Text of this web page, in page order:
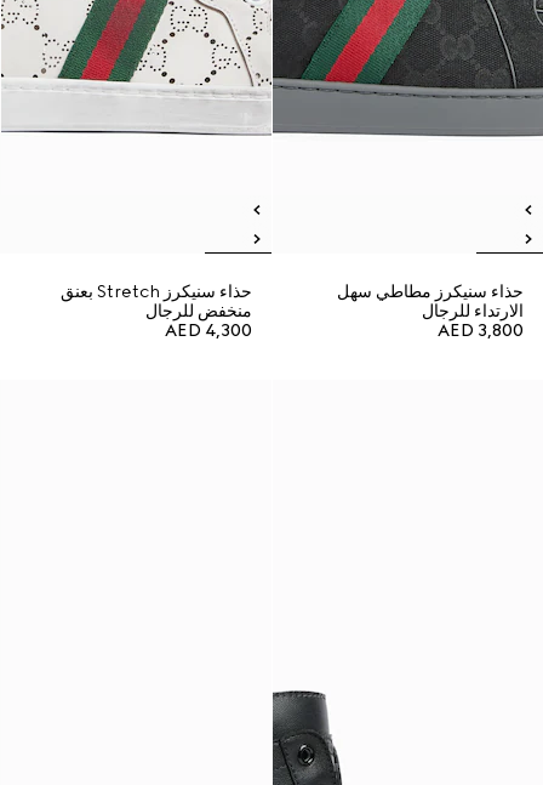
حذاء سنيكرز مطاطي سهل
الارتداء للرجال
AED 3,800
حذاء سنيكرز Stretch بعنق
منخفض للرجال
AED 4,300